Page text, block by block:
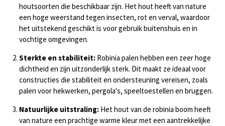
houtsoorten die beschikbaar zijn. Het hout heeft van nature
een hoge weerstand tegen insecten, rot en verval, waardoor
het uitstekend geschikt is voor gebruik buitenshuis en in
vochtige omgevingen.
Sterkte en stabiliteit:Robinia palen hebben een zeer hoge
dichtheid en zijn uitzonderlijk sterk. Dit maakt ze ideaal voor
constructies die stabiliteit en ondersteuning vereisen, zoals
palen voor hekwerken, pergola's, speeltoestellen en bruggen.
Natuurlijke uitstraling:Het hout van de robinia boom heeft
van nature een prachtige warme kleur met een aantrekkelijke